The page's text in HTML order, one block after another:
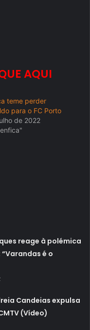
AQUI
teme perder
para o FC Porto
de 2022
reage à polémica
é o
Candeias expulsa
(Vídeo)